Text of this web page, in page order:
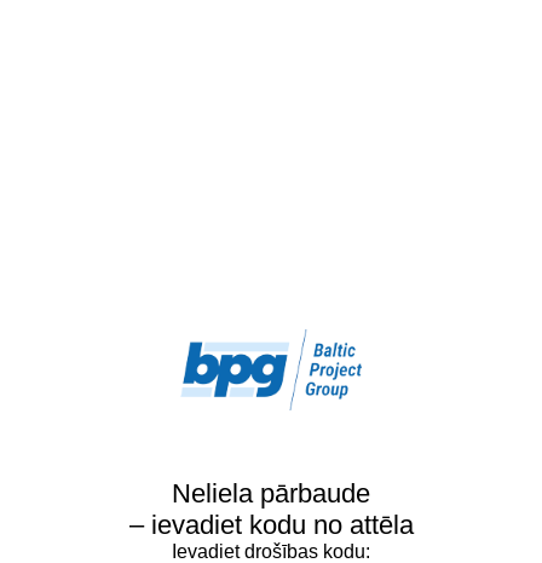
Neliela pārbaude
– ievadiet kodu no attēla
Ievadiet drošības kodu: